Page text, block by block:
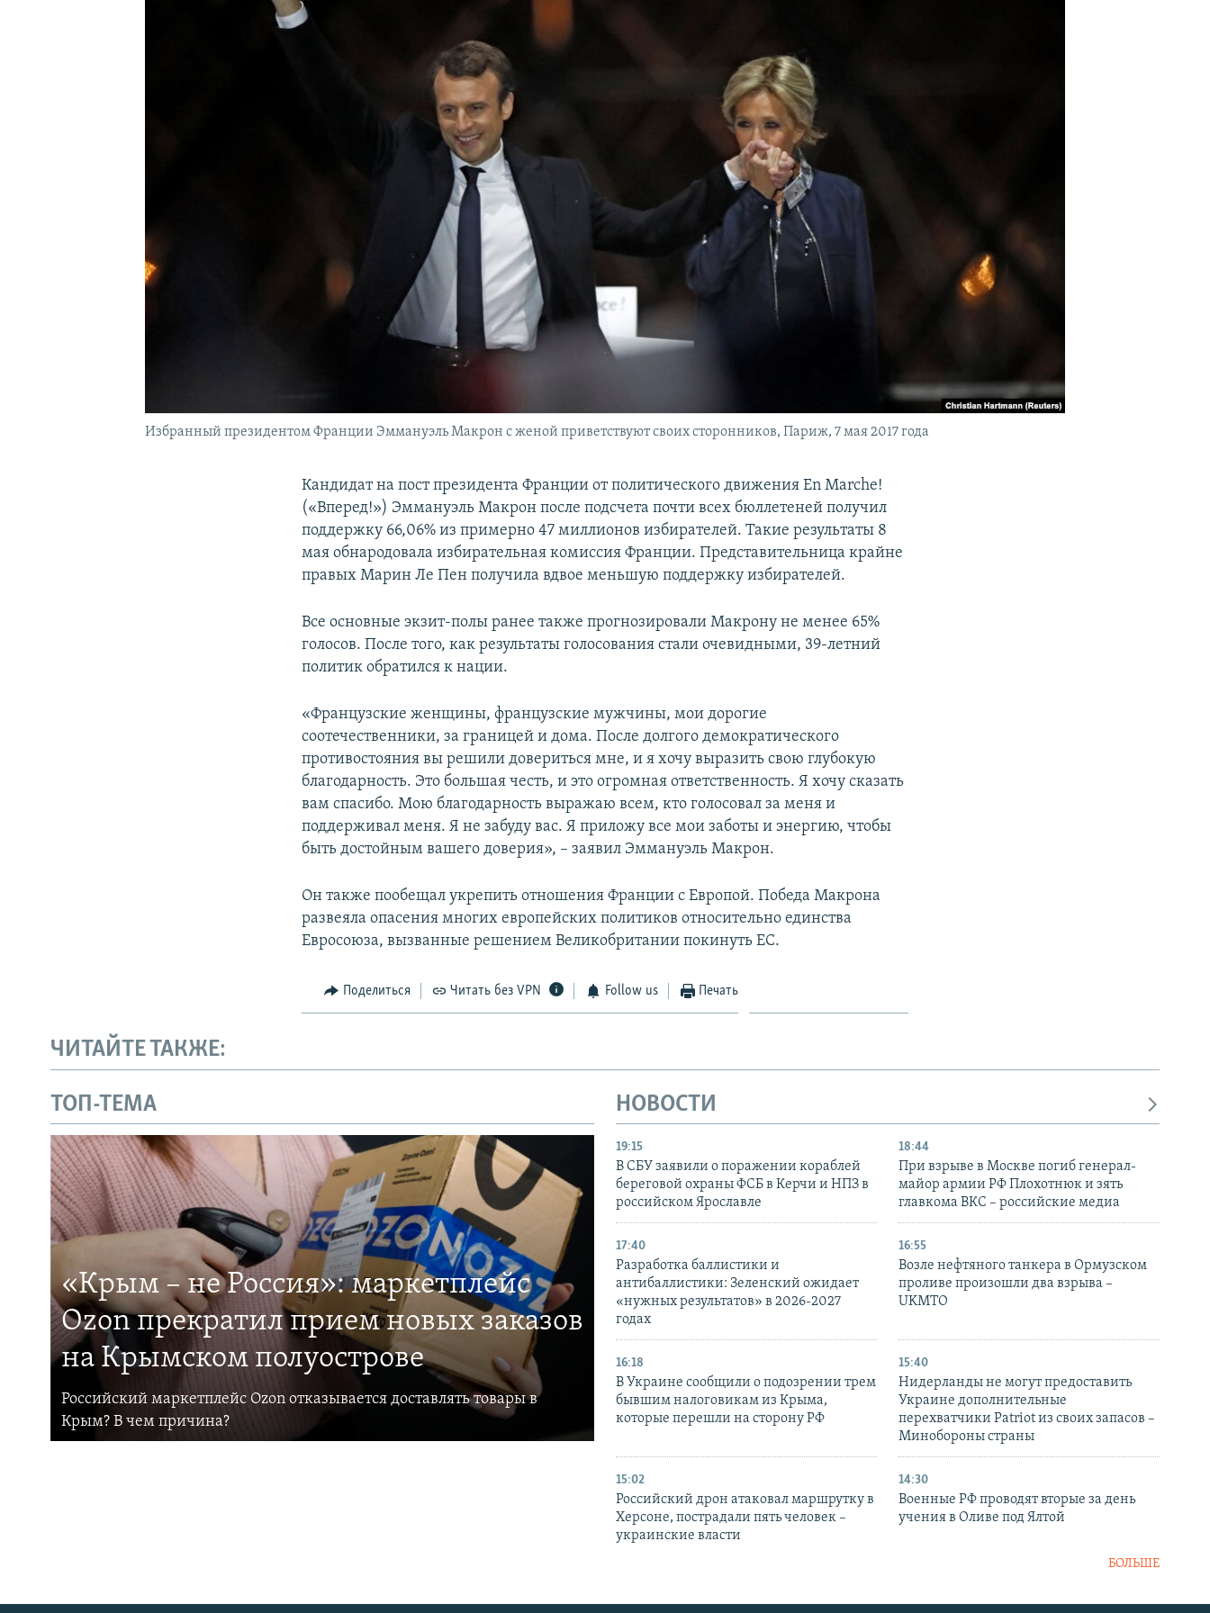
Избранный президентом Франции Эммануэль Макрон с женой приветствуют своих сторонников, Париж, 7 мая 2017 года
Кандидат на пост президента Франции от политического движения En Marche!
(«Вперед!») Эммануэль Макрон после подсчета почти всех бюллетеней получил
поддержку 66,06% из примерно 47 миллионов избирателей. Такие результаты 8
мая обнародовала избирательная комиссия Франции. Представительница крайне
правых Марин Ле Пен получила вдвое меньшую поддержку избирателей.
Все основные экзит-полы ранее также прогнозировали Макрону не менее 65%
голосов. После того, как результаты голосования стали очевидными, 39-летний
политик обратился к нации.
«Французские женщины, французские мужчины, мои дорогие
соотечественники, за границей и дома. После долгого демократического
противостояния вы решили довериться мне, и я хочу выразить свою глубокую
благодарность. Это большая честь, и это огромная ответственность. Я хочу сказать
вам спасибо. Мою благодарность выражаю всем, кто голосовал за меня и
поддерживал меня. Я не забуду вас. Я приложу все мои заботы и энергию, чтобы
быть достойным вашего доверия», – заявил Эммануэль Макрон.
Он также пообещал укрепить отношения Франции с Европой. Победа Макрона
развеяла опасения многих европейских политиков относительно единства
Евросоюза, вызванные решением Великобритании покинуть ЕС.
Поделиться Читать без VPN Follow us Печать
ЧИТАЙТЕ ТАКЖЕ:
ТОП-ТЕМА
«Крым – не Россия»: маркетплейс
Ozon прекратил прием новых заказов
на Крымском полуострове
Российский маркетплейс Ozon отказывается доставлять товары в
Крым? В чем причина?
НОВОСТИ
19:15
В СБУ заявили о поражении кораблей
береговой охраны ФСБ в Керчи и НПЗ в
российском Ярославле
18:44
При взрыве в Москве погиб генерал-
майор армии РФ Плохотнюк и зять
главкома ВКС – российские медиа
17:40
Разработка баллистики и
антибаллистики: Зеленский ожидает
«нужных результатов» в 2026-2027
годах
16:55
Возле нефтяного танкера в Ормузском
проливе произошли два взрыва –
UKMTO
16:18
В Украине сообщили о подозрении трем
бывшим налоговикам из Крыма,
которые перешли на сторону РФ
15:40
Нидерланды не могут предоставить
Украине дополнительные
перехватчики Patriot из своих запасов –
Минобороны страны
15:02
Российский дрон атаковал маршрутку в
Херсоне, пострадали пять человек –
украинские власти
14:30
Военные РФ проводят вторые за день
учения в Оливе под Ялтой
БОЛЬШЕ